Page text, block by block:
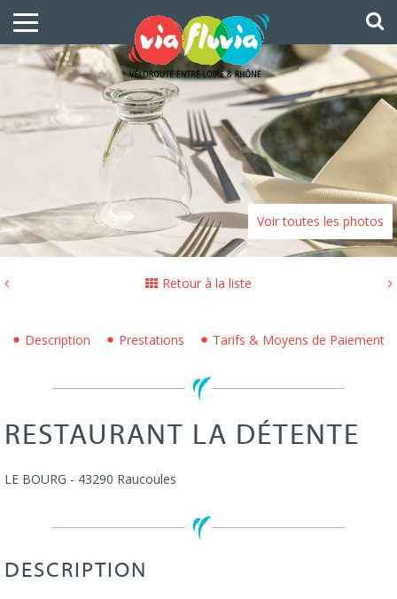
Voir toutes les photos
Retour à la liste
Description Prestations Tarifs & Moyens de Paiement
RESTAURANT LA DÉTENTE
LE BOURG - 43290 Raucoules
DESCRIPTION